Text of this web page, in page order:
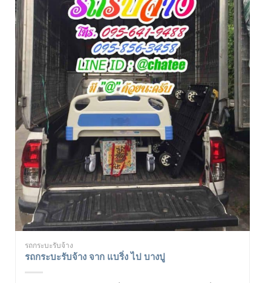
รถกระบะรับจ้าง
รถกระบะรับจ้าง จาก แบริ่ง ไป บางปู